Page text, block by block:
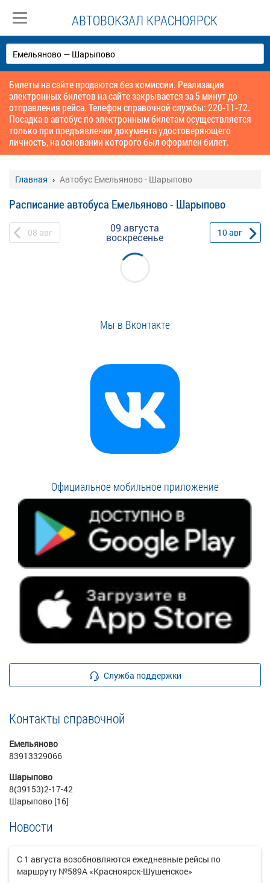
АВТОВОКЗАЛ КРАСНОЯРСК
Билеты на сайте продаются без комиссии. Реализация
электронных билетов на сайте закрывается за 5 минут до
отправления рейса. Телефон справочной службы: 220-11-72.
Посадка в автобус по электронным билетам осуществляется
только при предъявлении документа удостоверяющего
личность, на основании которого был оформлен билет.
Главная Автобус Емельяново - Шарыпово
Расписание автобуса Емельяново - Шарыпово
08 авг 09 августа
воскресенье 10авг
Мы в Вконтакте
Официальное мобильное приложение
Служба поддержки
Контакты справочной
Емельяново
83913329066
Шарыпово
8(39153)2-17-42
Шарыпово [16]
Новости
С 1 августа возобновляются ежедневные рейсы по
маршруту №589А «Красноярск-Шушенское»